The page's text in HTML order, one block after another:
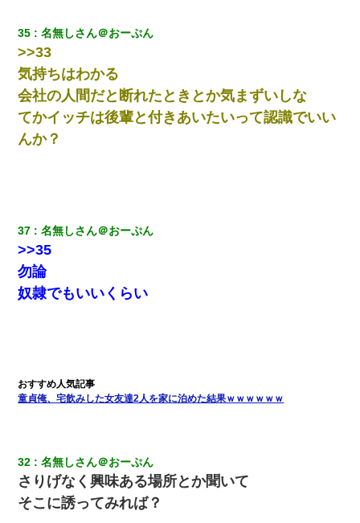
35 名無しさん＠おーぷん
>>33
気持ちはわかる
会社の人間だと断れたときとか気まずいしな
てかイッチは後輩と付きあいたいって認識でいい
んか？
37 名無しさん＠おーぷん
>>35
勿論
奴隷でもいいくらい
童貞俺、宅飲みした女友達2人を家に泊めた結果ｗｗｗｗｗｗ
32 名無しさん＠おーぷん
さりげなく興味ある場所とか聞いて
そこに誘ってみれば？